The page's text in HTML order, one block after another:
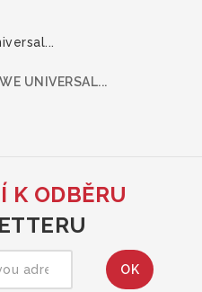
UNIVERSAL...
K ODBĚRU